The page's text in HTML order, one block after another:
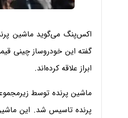
ابراز علاقه کرده‌اند.
پرنده تاسیس شد. این